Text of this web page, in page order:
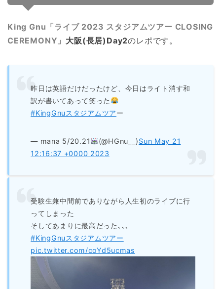
King Gnu「ライブ 2023 スタジアムツアー CLOSING
CEREMONY」 大阪(長居)Day2のレポです。
昨日は英語だけだったけど、今日はライト消す和
訳が書いてあって笑った
#KingGnuスタジアムツアー
— mana 5/20.21 (@HGnu__)Sun May 21
12:16:37 +0000 2023
受験生兼中間前でありながら人生初のライブに行
ってしまった
そしてあまりに最高だった､､､
#KingGnuスタジアムツアー
pic.twitter.com/coYd5ucmas